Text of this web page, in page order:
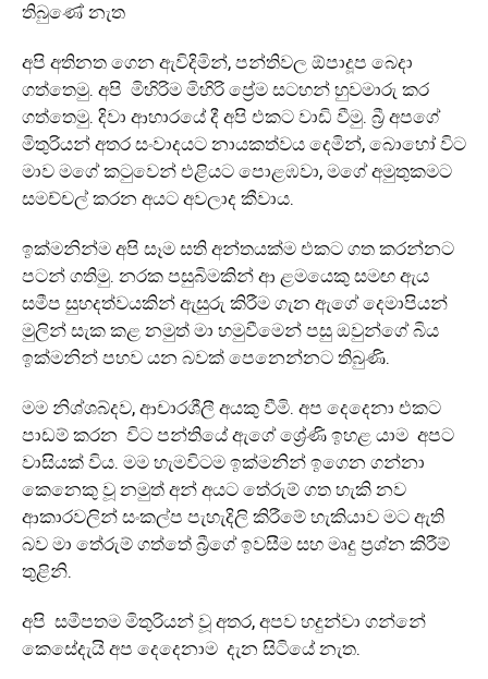
තිබුණේ නැත
අපි අතිනත ගෙන ඇවිදිමින්, පන්තිවල ඕපාදූප බෙදා
ගත්තෙමු. අපි මිහිරිම මිහිරි ප්‍රේම සටහන් හුවමාරු කර
ගත්තෙමු. දිවා ආහාරයේ දී අපි එකට වාඩි වීමු. බ්‍රී අපගේ
මිතුරියන් අතර සංවාදයට නායකත්වය දෙමින්, බොහෝ විට
මාව මගේ කටුවෙන් එළියට පොළඹවා, මගේ අමුතුකමට
සමච්චල් කරන අයට අවලාද කීවාය.
ඉක්මනින්ම අපි සෑම සති අන්තයක්ම එකට ගත කරන්නට
පටන් ගතිමු. නරක පසුබිමකින් ආ ළමයෙකු සමඟ ඇය
සමීප සුහදත්වයකින් ඇසුරු කිරීම ගැන ඇගේ දෙමාපියන්
මුලින් සැක කළ නමුත් මා හමුවීමෙන් පසු ඔවුන්ගේ බිය
ඉක්මනින් පහව යන බවක් පෙනෙන්නට තිබුණි.
මම නිශ්ශබ්දව, ආචාරශීලී අයකු වීමි. අප දෙදෙනා එකට
පාඩම් කරන විට පන්තියේ ඇගේ ශ්‍රේණි ඉහළ යාම අපට
වාසියක් විය. මම හැමවිටම ඉක්මනින් ඉගෙන ගන්නා
කෙනෙකු වූ නමුත් අන් අයට තේරුම් ගත හැකි නව
ආකාරවලින් සංකල්ප පැහැදිලි කිරීමේ හැකියාව මට ඇති
බව මා තේරුම් ගත්තේ බ්‍රීගේ ඉවසීම සහ මෘදු ප්‍රශ්න කිරීම්
තුළිනි.
අපි සමීපතම මිතුරියන් වූ අතර, අපව හදුන්වා ගන්නේ
කෙසේදැයි අප දෙදෙනාම දැන සිටියේ නැත.